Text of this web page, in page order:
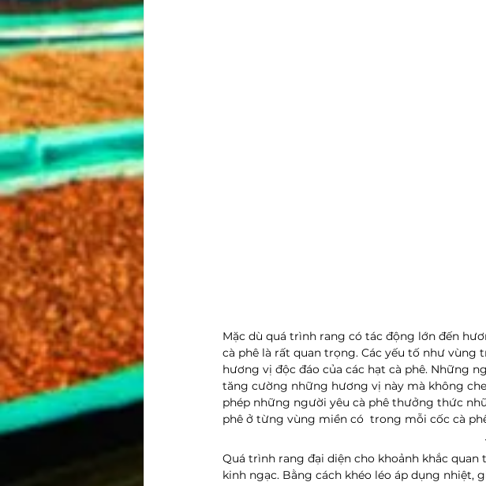
Mặc dù quá trình rang có tác động lớn đến
cà phê là rất quan trọng. Các yếu tố như
hương vị độc đáo của các hạt cà phê. Những
tăng cường những hương vị này mà không
phép những người yêu cà phê thưởng thức
phê ở từng vùng miền có  trong mỗi cốc cà
Quá trình rang đại diện cho khoảnh khắc
kinh ngạc. Bằng cách khéo léo áp dụng